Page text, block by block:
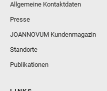
Allgemeine Kontaktdaten
Presse
JOANNOVUM Kundenmagazin
Standorte
Publikationen